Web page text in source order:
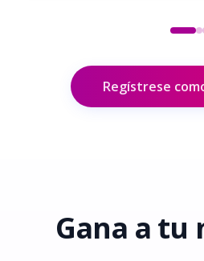
Regístrese
Gana a tu